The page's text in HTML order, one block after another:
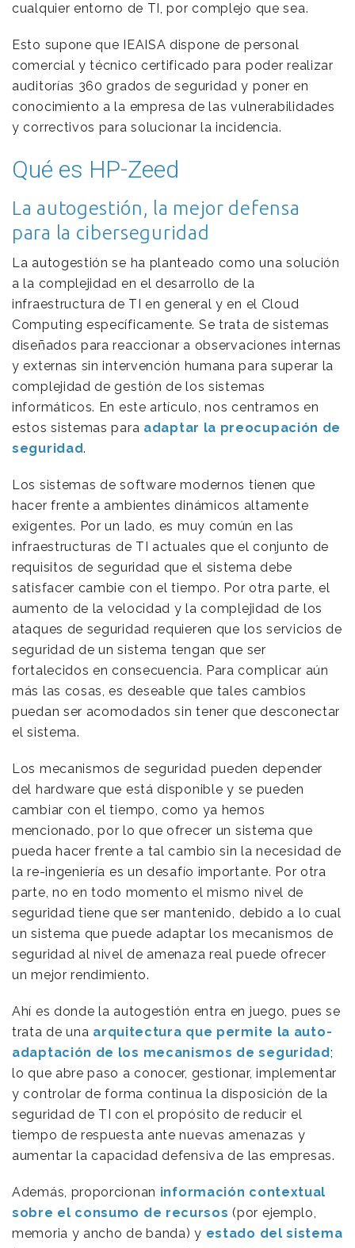
cualquier entorno de TI, por complejo que sea.
Esto supone que IEAISA dispone de personal
comercial y técnico certificado para poder realizar
auditorías 360 grados de seguridad y poner en
conocimiento a la empresa de las vulnerabilidades
y correctivos para solucionar la incidencia.
Qué es HP-Zeed
La autogestión, la mejor defensa
para la ciberseguridad
La autogestión se ha planteado como una solución
a la complejidad en el desarrollo de la
infraestructura de TI en general y en el Cloud
Computing específicamente. Se trata de sistemas
diseñados para reaccionar a observaciones internas
y externas sin intervención humana para superar la
complejidad de gestión de los sistemas
informáticos. En este artículo, nos centramos en
estos sistemas para adaptar la preocupación de
seguridad.
Los sistemas de software modernos tienen que
hacer frente a ambientes dinámicos altamente
exigentes. Por un lado, es muy común en las
infraestructuras de TI actuales que el conjunto de
requisitos de seguridad que el sistema debe
satisfacer cambie con el tiempo. Por otra parte, el
aumento de la velocidad y la complejidad de los
ataques de seguridad requieren que los servicios de
seguridad de un sistema tengan que ser
fortalecidos en consecuencia. Para complicar aún
más las cosas, es deseable que tales cambios
puedan ser acomodados sin tener que desconectar
el sistema.
Los mecanismos de seguridad pueden depender
del hardware que está disponible y se pueden
cambiar con el tiempo, como ya hemos
mencionado, por lo que ofrecer un sistema que
pueda hacer frente a tal cambio sin la necesidad de
la re-ingeniería es un desafío importante. Por otra
parte, no en todo momento el mismo nivel de
seguridad tiene que ser mantenido, debido a lo cual
un sistema que puede adaptar los mecanismos de
seguridad al nivel de amenaza real puede ofrecer
un mejor rendimiento.
Ahí es donde la autogestión entra en juego, pues se
trata de una arquitectura que permite la auto-
adaptación de los mecanismos de seguridad;
lo que abre paso a conocer, gestionar, implementar
y controlar de forma continua la disposición de la
seguridad de TI con el propósito de reducir el
tiempo de respuesta ante nuevas amenazas y
aumentar la capacidad defensiva de las empresas.
Además, proporcionan información contextual
sobre el consumo de recursos (por ejemplo,
memoria y ancho de banda) y estado del sistema